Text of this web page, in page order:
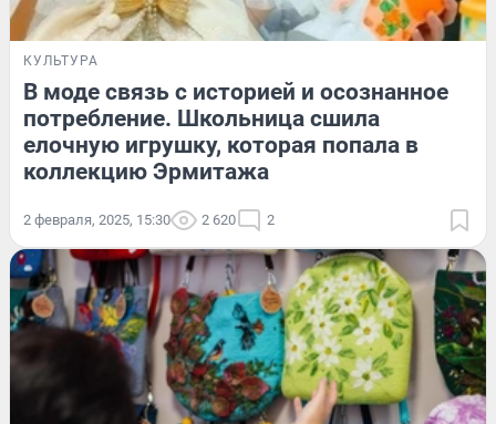
КУЛЬТУРА
В моде связь с историей и осознанное
потребление. Школьница сшила
елочную игрушку, которая попала в
коллекцию Эрмитажа
2 февраля, 2025, 15:30 2 620 2